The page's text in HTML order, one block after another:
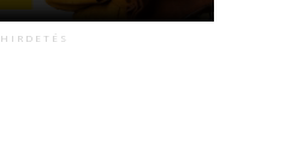
HIRDETÉS